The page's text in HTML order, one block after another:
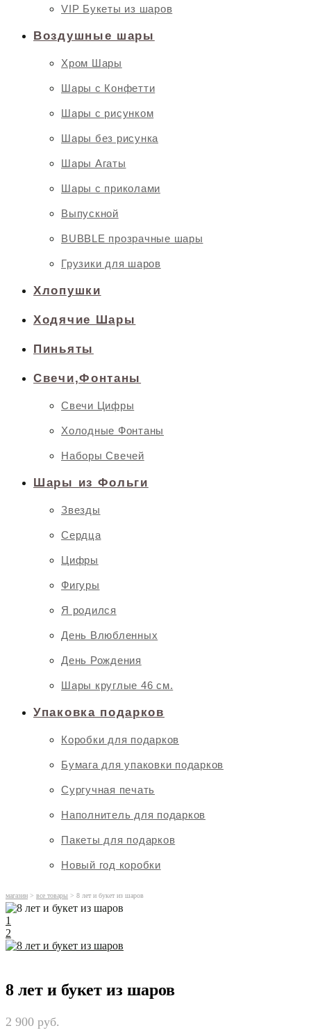
VIP Букеты из шаров
Воздушные шары
Хром Шары
Шары с Конфетти
Шары с рисунком
Шары без рисунка
Шары Агаты
Шары с приколами
Выпускной
BUBBLE прозрачные шары
Грузики для шаров
Хлопушки
Ходячие Шары
Пиньяты
Свечи,Фонтаны
Свечи Цифры
Холодные Фонтаны
Наборы Свечей
Шары из Фольги
Звезды
Сердца
Цифры
Фигуры
Я родился
День Влюбленных
День Рождения
Шары круглые 46 см.
Упаковка подарков
Коробки для подарков
Бумага для упаковки подарков
Сургучная печать
Наполнитель для подарков
Пакеты для подарков
Новый год коробки
магазин > все товары > 8 лет и букет из шаров
1
2
8 лет и букет из шаров
2 900 pуб.